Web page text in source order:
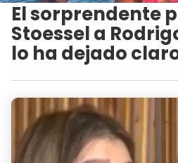
El sorprendente
Stoessel a
lo ha dejado